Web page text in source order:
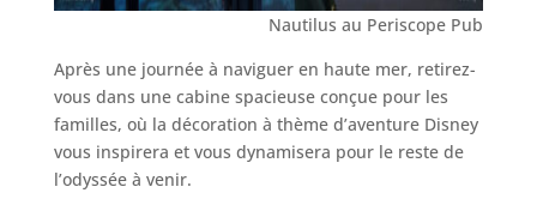
Nautilus au Periscope Pub
Après une journée à naviguer en haute mer, retirez-
vous dans une cabine spacieuse conçue pour les
familles, où la décoration à thème d’aventure Disney
vous inspirera et vous dynamisera pour le reste de
l’odyssée à venir.